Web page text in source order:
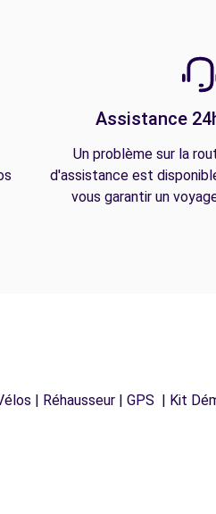
Assistance
Un problème sur la
d'assistance est
vous garantir un
| Réhausseur | GPS | Kit